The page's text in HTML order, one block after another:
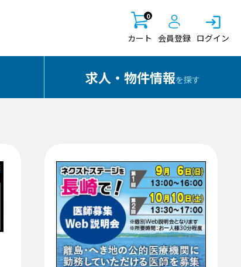
0
カート 会員登録 ログイン
求人・物件情報を探す